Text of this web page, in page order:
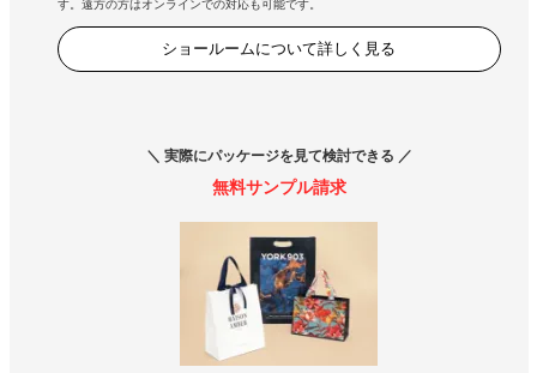
す。遠方の方はオンラインでの対応も可能です。
ショールームについて詳しく見る
無料サンプル請求
＼ 実際にパッケージを見て検討できる ／